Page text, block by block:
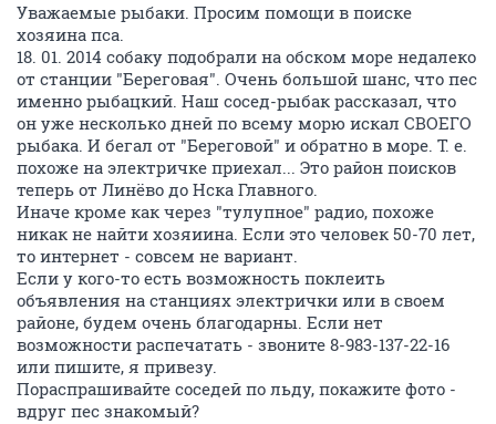
Уважаемые рыбаки. Просим помощи в поиске
хозяина пса.
18. 01. 2014 собаку подобрали на обском море недалеко
от станции "Береговая". Очень большой шанс, что пес
именно рыбацкий. Наш сосед-рыбак рассказал, что
он уже несколько дней по всему морю искал СВОЕГО
рыбака. И бегал от "Береговой" и обратно в море. Т. е.
похоже на электричке приехал... Это район поисков
теперь от Линёво до Нска Главного.
Иначе кроме как через "тулупное" радио, похоже
никак не найти хозяиина. Если это человек 50-70 лет,
то интернет - совсем не вариант.
Если у кого-то есть возможность поклеить
объявления на станциях электрички или в своем
районе, будем очень благодарны. Если нет
возможности распечатать - звоните 8-983-137-22-16
или пишите, я привезу.
Пораспрашивайте соседей по льду, покажите фото -
вдруг пес знакомый?